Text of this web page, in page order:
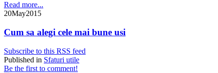
Read more...
20May2015
Cum sa alegi cele mai bune usi
Subscribe to this RSS feed
Published in Sfaturi utile
Be the first to comment!